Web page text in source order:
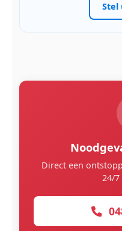
Stel
Direct een
24/7